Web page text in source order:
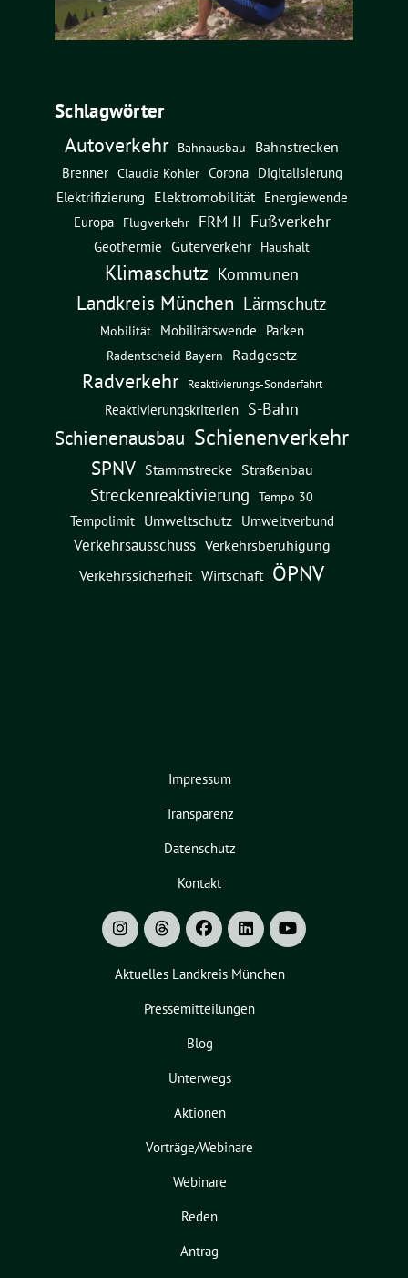
Schlagwörter
Autoverkehr Bahnausbau
Bahnstrecken
Brenner Claudia Köhler Corona
Digitalisierung
Elektrifizierung
Elektromobilität Energiewende
Europa Flugverkehr FRM II Fußverkehr
Geothermie Güterverkehr Haushalt
Klimaschutz Kommunen
Landkreis München Lärmschutz
Mobilität Mobilitätswende Parken
Radentscheid Bayern Radgesetz
Radverkehr Reaktivierungs-Sonderfahrt
Reaktivierungskriterien S-Bahn
Schienenausbau Schienenverkehr
SPNV Stammstrecke Straßenbau
Streckenreaktivierung Tempo 30
Tempolimit Umweltschutz Umweltverbund
Verkehrsausschuss Verkehrsberuhigung
Verkehrssicherheit Wirtschaft ÖPNV
Impressum
Transparenz
Datenschutz
Kontakt
Aktuelles Landkreis München
Pressemitteilungen
Blog
Unterwegs
Aktionen
Vorträge/Webinare
Webinare
Reden
Antrag